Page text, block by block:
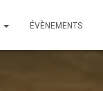
ÉVÈNEMENTS